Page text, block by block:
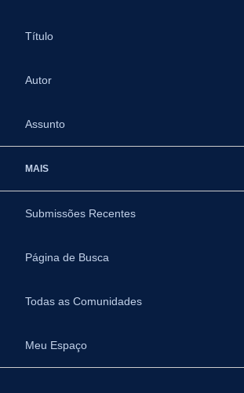
Título
Autor
Assunto
MAIS
Submissões Recentes
Página de Busca
Todas as Comunidades
Meu Espaço